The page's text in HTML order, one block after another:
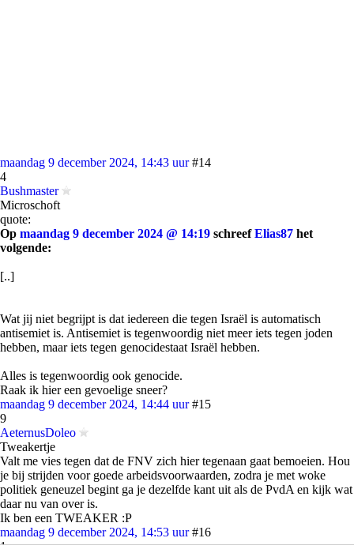
maandag 9 december 2024, 14:43 uur #14
4
Bushmaster
Microschoft
quote:
Op maandag 9 december 2024 @ 14:19 schreefElias87 het
volgende:
[..]
Wat jij niet begrijpt is dat iedereen die tegen Israël is automatisch
antisemiet is. Antisemiet is tegenwoordig niet meer iets tegen joden
hebben, maar iets tegen genocidestaat Israël hebben.
Alles is tegenwoordig ook genocide.
Raak ik hier een gevoelige sneer?
maandag 9 december 2024, 14:44 uur #15
9
AeternusDoleo
Tweakertje
Valt me vies tegen dat de FNV zich hier tegenaan gaat bemoeien. Hou
je bij strijden voor goede arbeidsvoorwaarden, zodra je met woke
politiek geneuzel begint ga je dezelfde kant uit als de PvdA en kijk wat
daar nu van over is.
Ik ben een TWEAKER :P
maandag 9 december 2024, 14:53 uur #16
1